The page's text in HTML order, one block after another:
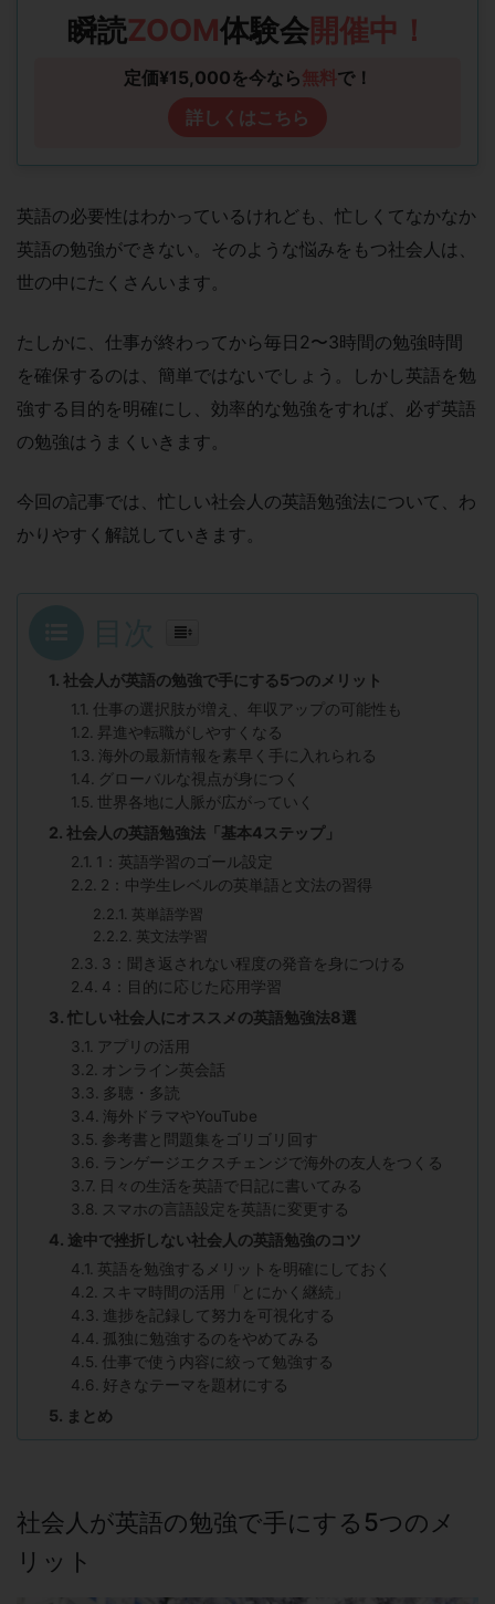
瞬読ZOOM体験会開催中！
定価¥15,000を今なら無料で！
詳しくはこちら
英語の必要性はわかっているけれども、忙しくてなかなか
英語の勉強ができない。そのような悩みをもつ社会人は、
世の中にたくさんいます。
たしかに、仕事が終わってから毎日2〜3時間の勉強時間
を確保するのは、簡単ではないでしょう。しかし英語を勉
強する目的を明確にし、効率的な勉強をすれば、必ず英語
の勉強はうまくいきます。
今回の記事では、忙しい社会人の英語勉強法について、わ
かりやすく解説していきます。
社会人が英語の勉強で手にする5つのメリット
仕事の選択肢が増え、年収アップの可能性も
昇進や転職がしやすくなる
海外の最新情報を素早く手に入れられる
グローバルな視点が身につく
世界各地に人脈が広がっていく
社会人の英語勉強法「基本4ステップ」
1：英語学習のゴール設定
2：中学生レベルの英単語と文法の習得
英単語学習
英文法学習
3：聞き返されない程度の発音を身につける
4：目的に応じた応用学習
忙しい社会人にオススメの英語勉強法8選
アプリの活用
オンライン英会話
多聴・多読
海外ドラマやYouTube
参考書と問題集をゴリゴリ回す
ランゲージエクスチェンジで海外の友人をつくる
日々の生活を英語で日記に書いてみる
スマホの言語設定を英語に変更する
途中で挫折しない社会人の英語勉強のコツ
英語を勉強するメリットを明確にしておく
スキマ時間の活用「とにかく継続」
進捗を記録して努力を可視化する
孤独に勉強するのをやめてみる
仕事で使う内容に絞って勉強する
好きなテーマを題材にする
まとめ
社会人が英語の勉強で手にする5つのメ
リット